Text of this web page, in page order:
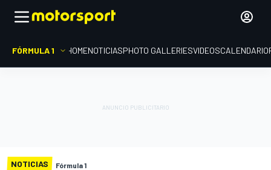
FÓRMULA 1 HOMENOTICIASPHOTO GALLERIESVIDEOSCALENDARIO
NOTICIAS Fórmula 1